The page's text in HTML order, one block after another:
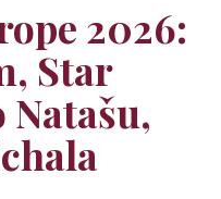
2026:
Star